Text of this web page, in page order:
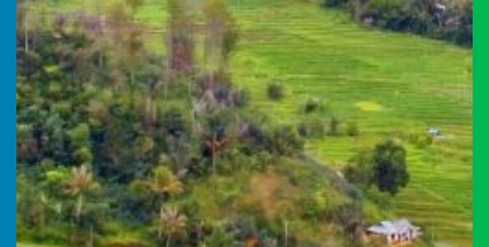
Desa Smart KMP
Belanja